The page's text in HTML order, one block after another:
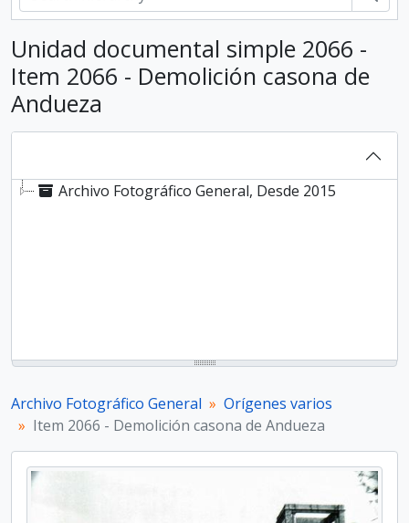
Unidad documental simple 2066 -
Item 2066 - Demolición casona de
Andueza
Archivo Fotográfico General, Desde 2015
Archivo Fotográfico General
Orígenes varios
Item 2066 - Demolición casona de Andueza